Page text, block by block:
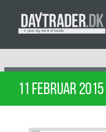
11 FEBRUAR 2015